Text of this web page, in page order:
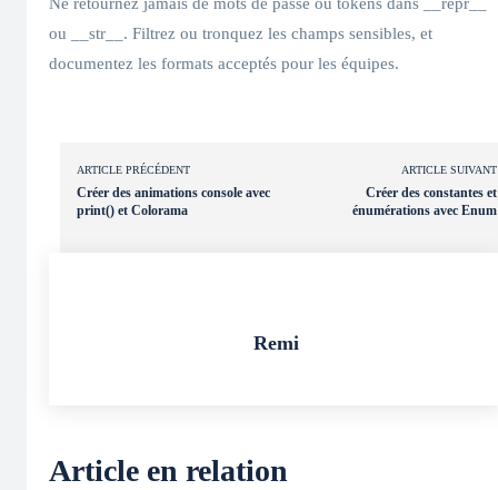
Ne retournez jamais de mots de passe ou tokens dans __repr__
ou __str__. Filtrez ou tronquez les champs sensibles, et
documentez les formats acceptés pour les équipes.
ARTICLE PRÉCÉDENT
Créer des animations console avec
print() et Colorama
ARTICLE SUIVANT
Créer des constantes et
énumérations avec Enum
Remi
Article en relation